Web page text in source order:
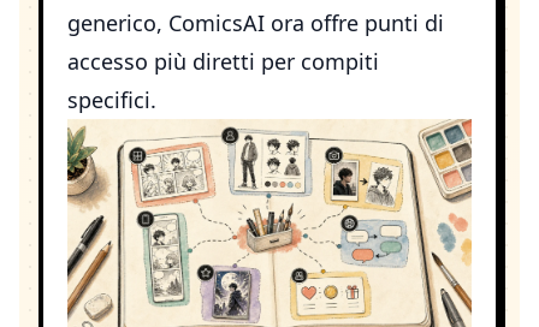
generico, ComicsAI ora offre punti di
accesso più diretti per compiti
specifici.